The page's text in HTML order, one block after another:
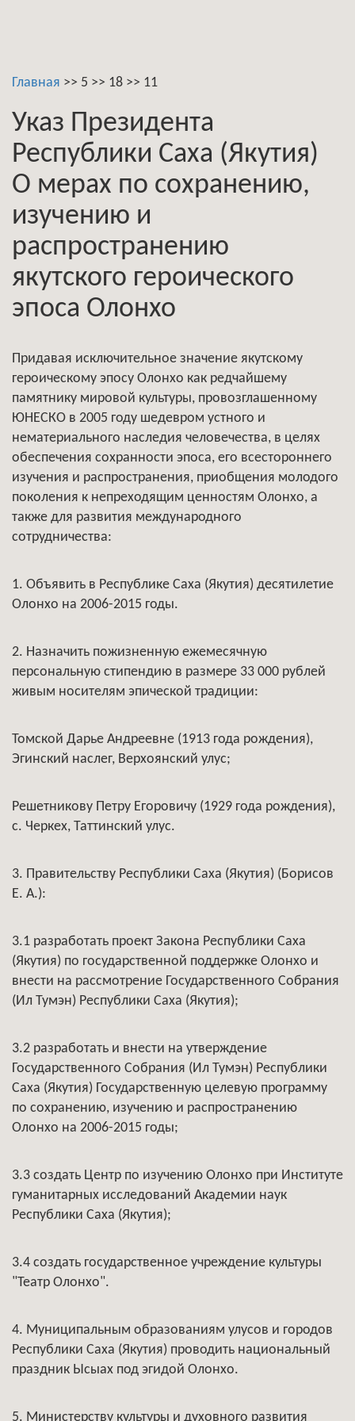
Главная >> 5 >> 18 >> 11
Указ Президента
Республики Саха (Якутия)
О мерах по сохранению,
изучению и
распространению
якутского героического
эпоса Олонхо
Придавая исключительное значение якутскому
героическому эпосу Олонхо как редчайшему
памятнику мировой культуры, провозглашенному
ЮНЕСКО в 2005 году шедевром устного и
нематериального наследия человечества, в целях
обеспечения сохранности эпоса, его всестороннего
изучения и распространения, приобщения молодого
поколения к непреходящим ценностям Олонхо, а
также для развития международного
сотрудничества:
1. Объявить в Республике Саха (Якутия) десятилетие
Олонхо на 2006-2015 годы.
2. Назначить пожизненную ежемесячную
персональную стипендию в размере 33 000 рублей
живым носителям эпической традиции:
Томской Дарье Андреевне (1913 года рождения),
Эгинский наслег, Верхоянский улус;
Решетникову Петру Егоровичу (1929 года рождения),
с. Черкех, Таттинский улус.
3. Правительству Республики Саха (Якутия) (Борисов
Е. А.):
3.1 разработать проект Закона Республики Саха
(Якутия) по государственной поддержке Олонхо и
внести на рассмотрение Государственного Собрания
(Ил Тумэн) Республики Саха (Якутия);
3.2 разработать и внести на утверждение
Государственного Собрания (Ил Тумэн) Республики
Саха (Якутия) Государственную целевую программу
по сохранению, изучению и распространению
Олонхо на 2006-2015 годы;
3.3 создать Центр по изучению Олонхо при Институте
гуманитарных исследований Академии наук
Республики Саха (Якутия);
3.4 создать государственное учреждение культуры
"Театр Олонхо".
4. Муниципальным образованиям улусов и городов
Республики Саха (Якутия) проводить национальный
праздник Ысыах под эгидой Олонхо.
5. Министерству культуры и духовного развития